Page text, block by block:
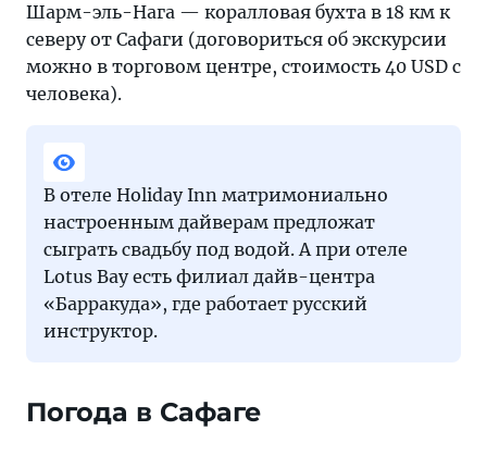
Шарм-эль-Нага — коралловая бухта в 18 км к
северу от Сафаги (договориться об экскурсии
можно в торговом центре, стоимость 40 USD с
человека).
В отеле Holiday Inn матримониально
настроенным дайверам предложат
сыграть свадьбу под водой. А при отеле
Lotus Bay есть филиал дайв-центра
«Барракуда», где работает русский
инструктор.
Погода в Сафаге